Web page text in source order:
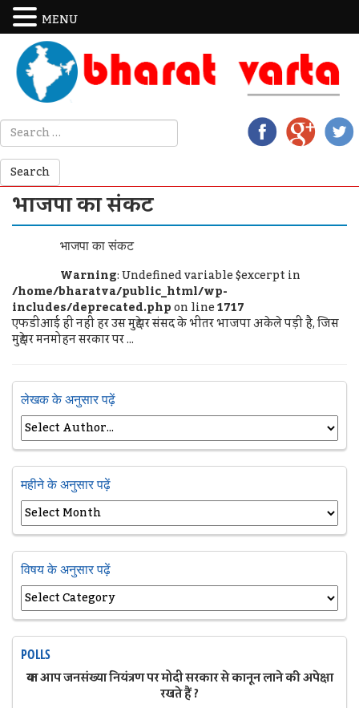
भाजपा का संकट
भाजपा का संकट
Warning: Undefined variable $excerpt in
/home/bharatva/public_html/wp-
includes/deprecated.phpon line1717
एफडीआई ही नहीं हर उस मुद्दे पर संसद के भीतर भाजपा अकेले पड़ी है, जिस
मुद्दे पर मनमोहन सरकार पर ...
लेखक के अनुसार पढ़ें
महीने के अनुसार पढ़ें
विषय के अनुसार पढ़ें
POLLS
क्या आप जनसंख्या नियंत्रण पर मोदी सरकार से कानून लाने की अपेक्षा
रखते हैं ?
MENU